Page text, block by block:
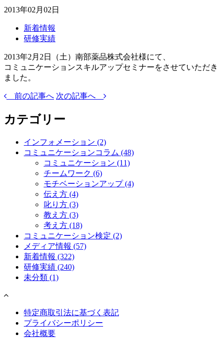
2013年02月02日
新着情報
研修実績
2013年2月2日（土）南部薬品株式会社様にて、
コミュニケーションスキルアップセミナーをさせていただき
ました。
前の記事へ 次の記事へ
カテゴリー
インフォメーション (2)
コミュニケーションコラム (48)
コミュニケーション (11)
チームワーク (6)
モチベーションアップ(4)
伝え方 (4)
叱り方 (3)
教え方 (3)
考え方 (18)
コミュニケーション検定 (2)
メディア情報 (57)
新着情報 (322)
研修実績 (240)
未分類 (1)
特定商取引法に基づく表記
プライバシーポリシー
会社概要